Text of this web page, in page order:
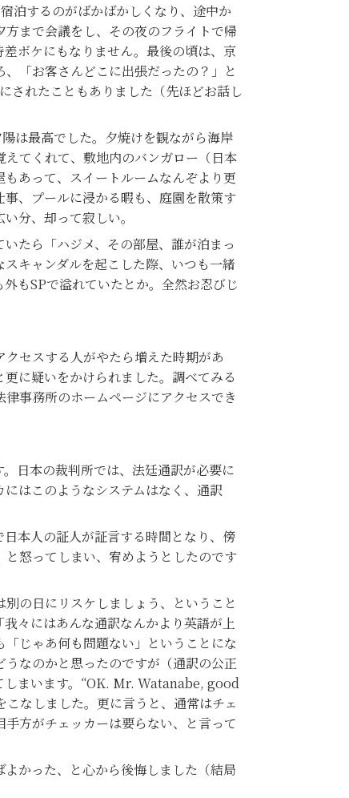
泊するのがばかばかしくなり、途中か
まで会議をし、その夜のフライトで帰
ボケにもなりません。最後の頃は、京
「お客さんどこに出張だったの？」と
されたこともありました（先ほどお話し
は最高でした。夕焼けを観ながら海岸
てくれて、敷地内のバンガロー（日本
あって、スイートルームなんぞより更
、プールに浸かる暇も、庭園を散策す
分、却って寂しい。
たら「ハジメ、その部屋、誰が泊まっ
キャンダルを起こした際、いつも一緒
もSPで溢れていたとか。全然お忍びじ
セスする人がやたら増えた時期があ
に疑いをかけられました。調べてみる
事務所のホームページにアクセスでき
日本の裁判所では、法廷通訳が必要に
はこのようなシステムはなく、通訳
本人の証人が証言する時間となり、傍
怒ってしまい、宥めようとしたのです
の日にリスケしましょう、ということ
々にはあんな通訳なんかより英語が上
じゃあ何も問題ない」ということにな
なのかと思ったのですが（通訳の公正
しまいます。“OK. Mr. Watanabe, good
なしました。更に言うと、通常はチェ
方がチェッカーは要らない、と言って
かった、と心から後悔しました（結局